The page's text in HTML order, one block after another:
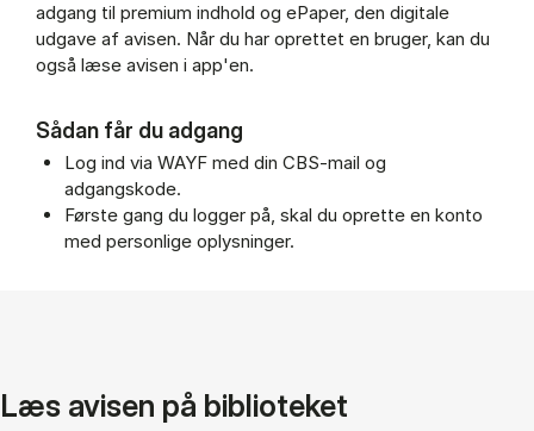
adgang til premium indhold og ePaper, den digitale
udgave af avisen. Når du har oprettet en bruger, kan du
også læse avisen i app'en.
Sådan får du adgang
Log ind via WAYF med din CBS-mail og
adgangskode.
Første gang du logger på, skal du oprette en konto
med personlige oplysninger.
Læs avisen på biblioteket